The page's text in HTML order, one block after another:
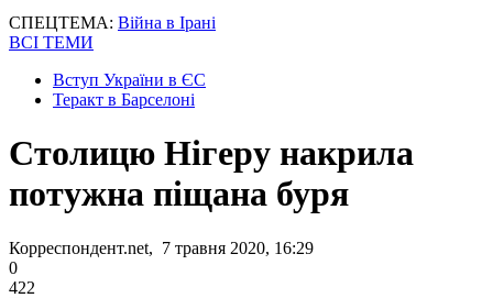
СПЕЦТЕМА: Війна в Ірані
ВСІ ТЕМИ
Вступ України в ЄС
Теракт в Барселоні
Столицю Нігеру накрила
потужна піщана буря
Корреспондент.net, 7 травня 2020, 16:29
0
422